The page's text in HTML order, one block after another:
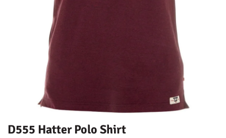
D555 Hatter Polo Shirt